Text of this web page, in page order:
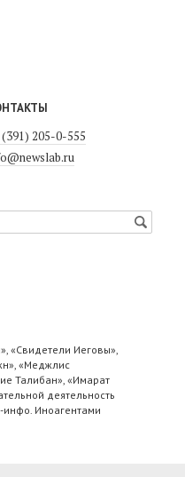
(391) 205-0-555
«Свидетели Иеговы»,
«Меджлис
Талибан», «Имарат
деятельность
инфо. Иноагентами